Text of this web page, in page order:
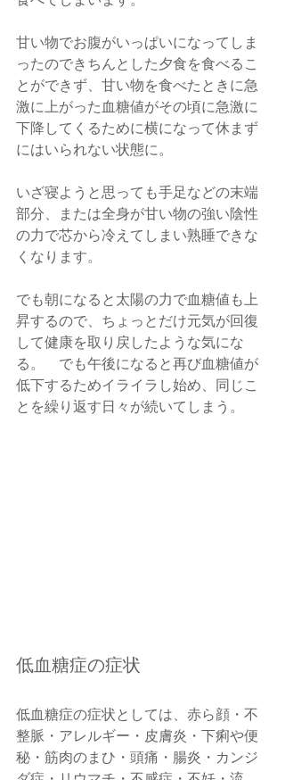
甘い物でお腹がいっぱいになってしま
ったのできちんとした夕食を食べるこ
とができず、甘い物を食べたときに急
激に上がった血糖値がその頃に急激に
下降してくるために横になって休まず
にはいられない状態に。
いざ寝ようと思っても手足などの末端
部分、または全身が甘い物の強い陰性
の力で芯から冷えてしまい熟睡できな
くなります。
でも朝になると太陽の力で血糖値も上
昇するので、ちょっとだけ元気が回復
して健康を取り戻したような気にな
る。　でも午後になると再び血糖値が
低下するためイライラし始め、同じこ
とを繰り返す日々が続いてしまう。
低血糖症の症状
低血糖症の症状としては、赤ら顔・不
整脈・アレルギー・皮膚炎・下痢や便
秘・筋肉のまひ・頭痛・腸炎・カンジ